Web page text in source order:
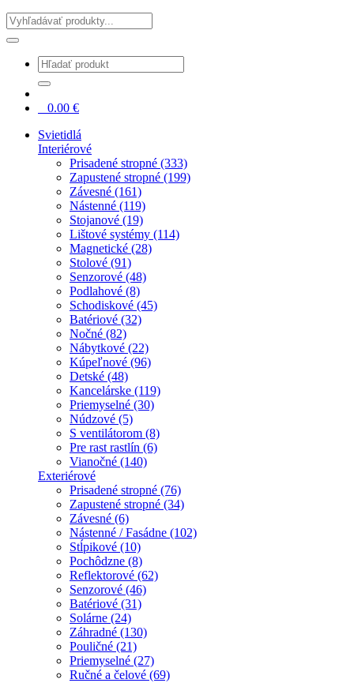
Hladať
0.00 €
Svietidlá
Interiérové
Prisadené stropné (333)
Zapustené stropné (199)
Závesné (161)
Nástenné (119)
Stojanové (19)
Lištové systémy (114)
Magnetické (28)
Stolové (91)
Senzorové (48)
Podlahové (8)
Schodiskové (45)
Batériové (32)
Nočné (82)
Nábytkové (22)
Kúpeľnové (96)
Detské (48)
Kancelárske (119)
Priemyselné (30)
Núdzové (5)
S ventilátorom (8)
Pre rast rastlín (6)
Vianočné (140)
Exteriérové
Prisadené stropné (76)
Zapustené stropné (34)
Závesné (6)
Nástenné / Fasádne (102)
Stĺpikové (10)
Pochôdzne (8)
Reflektorové (62)
Senzorové (46)
Batériové (31)
Solárne (24)
Záhradné (130)
Pouličné (21)
Priemyselné (27)
Ručné a čelové (69)